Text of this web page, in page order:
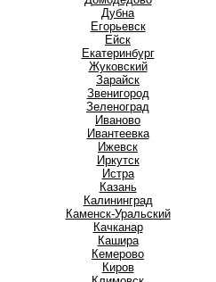
Дубна
Егорьевск
Ейск
Екатеринбург
Жуковский
Зарайск
Звенигород
Зеленоград
Иваново
Ивантеевка
Ижевск
Иркутск
Истра
Казань
Калининград
Каменск-Уральский
Качканар
Кашира
Кемерово
Киров